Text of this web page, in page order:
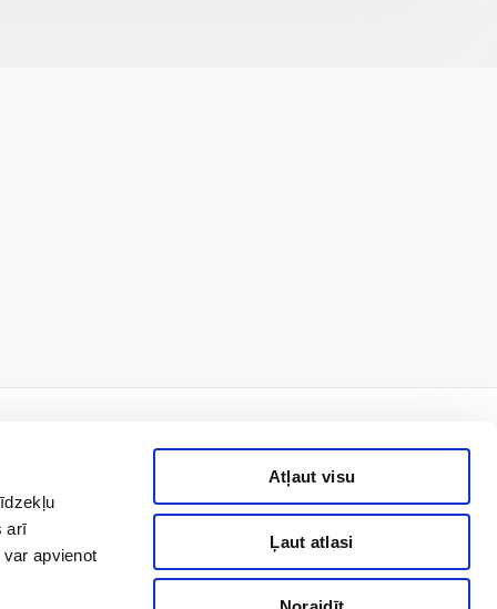
arī
apvienot
Atļaut visu
Ļaut atlasi
первым!